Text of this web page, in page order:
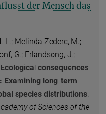
der Mensch das
L.; Melinda Zederc, M.;
G.; Erlandsong, J.;
Ecological consequences
Examining long-term
species distributions.
of Sciences of the